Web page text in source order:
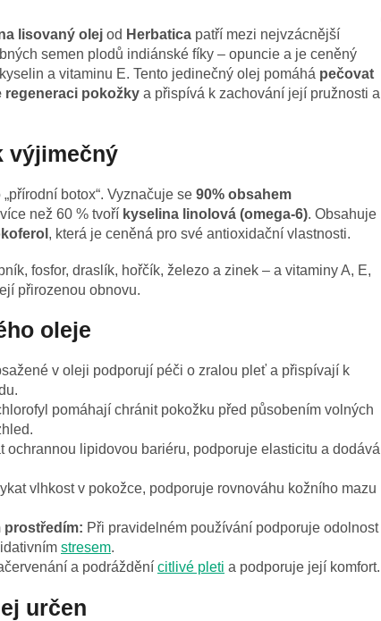
lisovaný olej od Herbatica patří mezi nejvzácnější
semen plodů indiánské fíky – opuncie a je ceněný
a vitaminu E. Tento jedinečný olej pomáhá pečovat
regeneraci pokožky a přispívá k zachování její pružnosti a
výjimečný
botox“. Vyznačuje se 90% obsahem
než 60 % tvoří kyselina linolová (omega-6). Obsahuje
, která je ceněná pro své antioxidační vlastnosti.
fosfor, draslík, hořčík, železo a zinek – a vitaminy A, E,
přirozenou obnovu.
oleje
v oleji podporují péči o zralou pleť a přispívají k
pomáhají chránit pokožku před působením volných
ochrannou lipidovou bariéru, podporuje elasticitu a dodává
vlhkost v pokožce, podporuje rovnováhu kožního mazu
prostředím: Při pravidelném používání podporuje odolnost
stresem.
a podráždění citlivé pleti a podporuje její komfort.
určen